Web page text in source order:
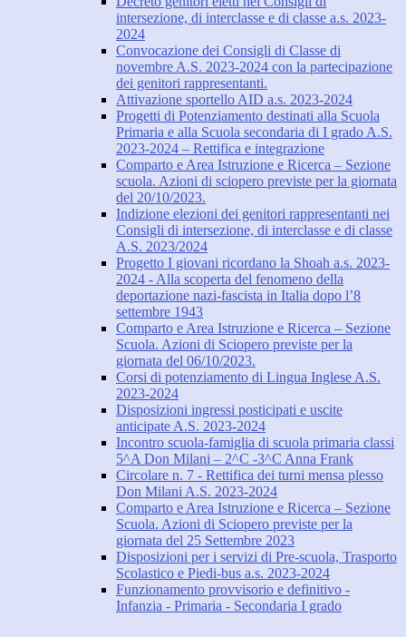
intersezione, di interclasse e di classe a.s. 2023-
2024
Convocazione dei Consigli di Classe di
novembre A.S. 2023-2024 con la partecipazione
dei genitori rappresentanti.
Attivazione sportello AID a.s. 2023-2024
Progetti di Potenziamento destinati alla Scuola
Primaria e alla Scuola secondaria di I grado A.S.
2023-2024 – Rettifica e integrazione
Comparto e Area Istruzione e Ricerca – Sezione
scuola. Azioni di sciopero previste per la giornata
del 20/10/2023.
Indizione elezioni dei genitori rappresentanti nei
Consigli di intersezione, di interclasse e di classe
A.S. 2023/2024
Progetto I giovani ricordano la Shoah a.s. 2023-
2024 - Alla scoperta del fenomeno della
deportazione nazi-fascista in Italia dopo l’8
settembre 1943
Comparto e Area Istruzione e Ricerca – Sezione
Scuola. Azioni di Sciopero previste per la
giornata del 06/10/2023.
Corsi di potenziamento di Lingua Inglese A.S.
2023-2024
Disposizioni ingressi posticipati e uscite
anticipate A.S. 2023-2024
Incontro scuola-famiglia di scuola primaria classi
5^A Don Milani – 2^C -3^C Anna Frank
Circolare n. 7 - Rettifica dei turni mensa plesso
Don Milani A.S. 2023-2024
Comparto e Area Istruzione e Ricerca – Sezione
Scuola. Azioni di Sciopero previste per la
giornata del 25 Settembre 2023
Disposizioni per i servizi di Pre-scuola, Trasporto
Scolastico e Piedi-bus a.s. 2023-2024
Funzionamento provvisorio e definitivo -
Infanzia - Primaria - Secondaria I grado